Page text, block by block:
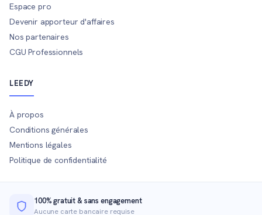
Espace pro
Devenir apporteur d'affaires
Nos partenaires
CGU Professionnels
LEEDY
À propos
Conditions générales
Mentions légales
Politique de confidentialité
100% gratuit & sans engagement
Aucune carte bancaire requise